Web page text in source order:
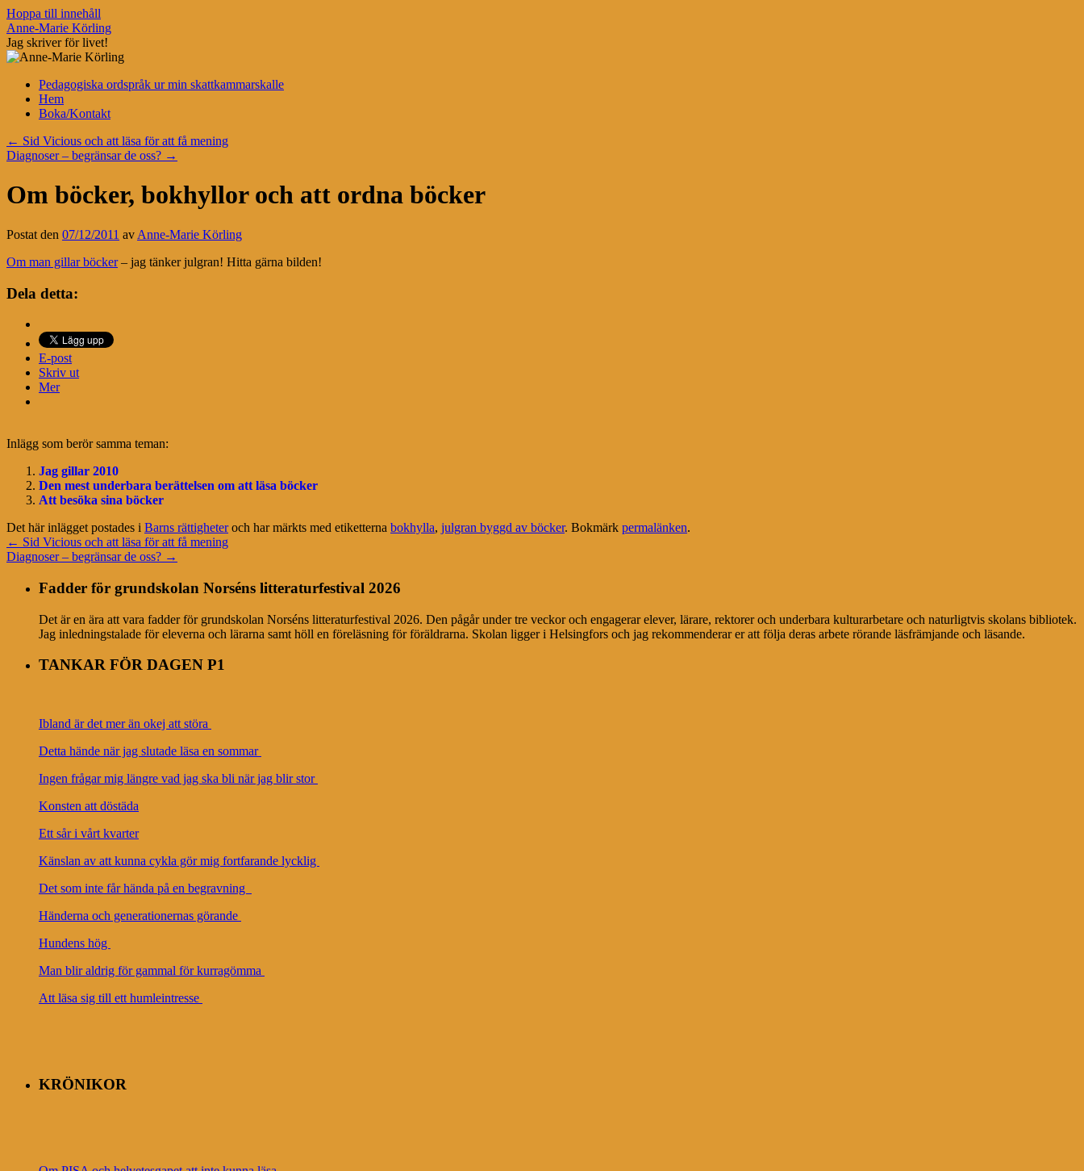
Hoppa till innehåll
Anne-Marie Körling
Jag skriver för livet!
Pedagogiska ordspråk ur min skattkammarskalle
Hem
Boka/Kontakt
← Sid Vicious och att läsa för att få mening
Diagnoser – begränsar de oss? →
Om böcker, bokhyllor och att ordna böcker
Postat den 07/12/2011 av Anne-Marie Körling
Om man gillar böcker– jag tänker julgran! Hitta gärna bilden!
Dela detta:
E-post
Skriv ut
Mer
Inlägg som berör samma teman:
Jag gillar 2010
Den mest underbara berättelsen om att läsa böcker
Att besöka sina böcker
Det här inlägget postades i Barns rättigheteroch har märkts med etiketterna bokhylla, julgran byggd av böcker. Bokmärk permalänken.
← Sid Vicious och att läsa för att få mening
Diagnoser – begränsar de oss? →
Fadder för grundskolan Norséns litteraturfestival 2026
Det är en ära att vara fadder för grundskolan Norséns litteraturfestival 2026. Den pågår under tre veckor och engagerar elever, lärare, rektorer och underbara kulturarbetare och naturligtvis skolans bibliotek.
Jag inledningstalade för eleverna och lärarna samt höll en föreläsning för föräldrarna. Skolan ligger i Helsingfors och jag rekommenderar er att följa deras arbete rörande läsfrämjande och läsande.
TANKAR FÖR DAGEN P1
Ibland är det mer än okej att störa
Detta hände när jag slutade läsa en sommar
Ingen frågar mig längre vad jag ska bli när jag blir stor
Konsten att döstäda
Ett sår i vårt kvarter
Känslan av att kunna cykla gör mig fortfarande lycklig
Det som inte får hända på en begravning
Händerna och generationernas görande
Hundens hög
Man blir aldrig för gammal för kurragömma
Att läsa sig till ett humleintresse
KRÖNIKOR